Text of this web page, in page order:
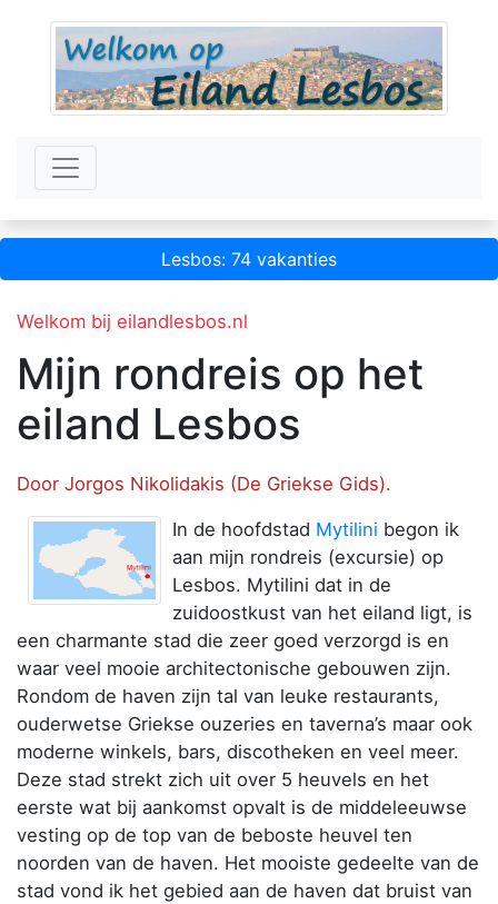
Lesbos: 74 vakanties
Welkom bij eilandlesbos.nl
Mijn rondreis op het
eiland Lesbos
Door Jorgos Nikolidakis (De Griekse Gids).
In de hoofdstad Mytilini begon ik
aan mijn rondreis (excursie) op
Lesbos. Mytilini dat in de
zuidoostkust van het eiland ligt, is
een charmante stad die zeer goed verzorgd is en
waar veel mooie architectonische gebouwen zijn.
Rondom de haven zijn tal van leuke restaurants,
ouderwetse Griekse ouzeries en taverna’s maar ook
moderne winkels, bars, discotheken en veel meer.
Deze stad strekt zich uit over 5 heuvels en het
eerste wat bij aankomst opvalt is de middeleeuwse
vesting op de top van de beboste heuvel ten
noorden van de haven. Het mooiste gedeelte van de
stad vond ik het gebied aan de haven dat bruist van